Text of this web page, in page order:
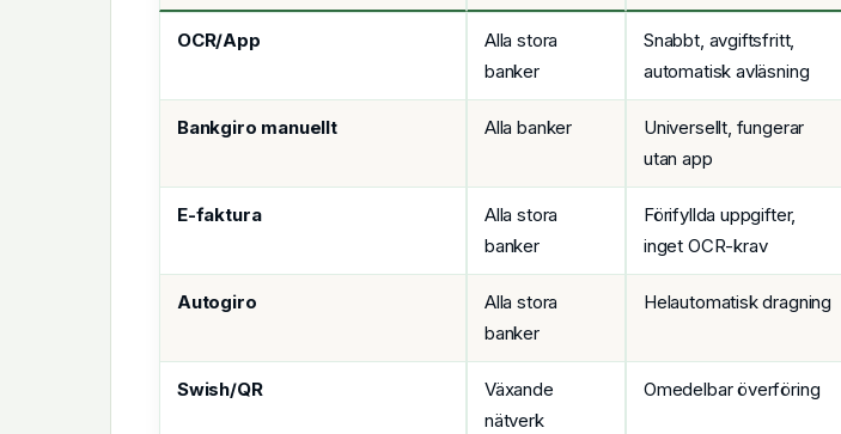
OCR/App
Alla stora
banker
Snabbt, avgiftsfritt,
automatisk avläsning
Bankgiro manuellt Alla banker
Universellt, fungerar
utan app
E-faktura
Alla stora
banker
Förifyllda uppgifter,
inget OCR-krav
Autogiro
Alla stora
banker
Helautomatisk dragning
Swish/QR
Växande
nätverk
Omedelbar överföring